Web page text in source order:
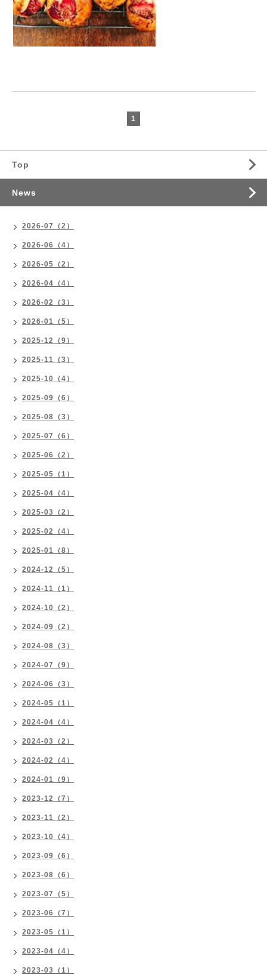
1
Top
News
2026-07（2）
2026-06（4）
2026-05（2）
2026-04（4）
2026-02（3）
2026-01（5）
2025-12（9）
2025-11（3）
2025-10（4）
2025-09（6）
2025-08（3）
2025-07（6）
2025-06（2）
2025-05（1）
2025-04（4）
2025-03（2）
2025-02（4）
2025-01（8）
2024-12（5）
2024-11（1）
2024-10（2）
2024-09（2）
2024-08（3）
2024-07（9）
2024-06（3）
2024-05（1）
2024-04（4）
2024-03（2）
2024-02（4）
2024-01（9）
2023-12（7）
2023-11（2）
2023-10（4）
2023-09（6）
2023-08（6）
2023-07（5）
2023-06（7）
2023-05（1）
2023-04（4）
2023-03（1）